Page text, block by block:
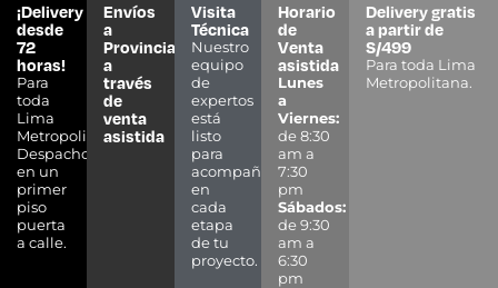
¡Delivery
desde
72
horas!
Para
toda
Lima
Metropolitana.
Despacho
en un
primer
piso
puerta
a calle.
Envíos
a
Provincias
a
través
de
venta
asistida
Visita
Técnica
Nuestro
equipo
de
expertos
está
listo
para
acompañarte
en
cada
etapa
de tu
proyecto.
Horario
de
Venta
asistida
Lunes
a
Viernes:
de 8:30
am a
7:30
pm
Sábados:
de 9:30
am a
6:30
pm
Delivery gratis
a partir de
S/499
Para toda Lima
Metropolitana.